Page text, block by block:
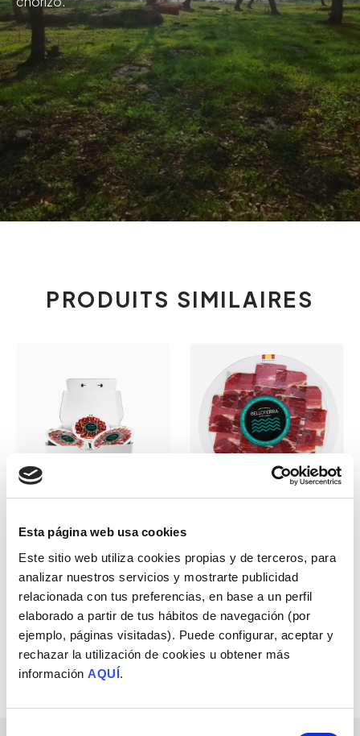
Esta página web usa cookies
Este sitio web utiliza cookies propias y de terceros, para
analizar nuestros servicios y mostrarte publicidad
relacionada con tus preferencias, en base a un perfil
elaborado a partir de tus hábitos de navegación (por
ejemplo, páginas visitadas). Puede configurar, aceptar y
rechazar la utilización de cookies u obtener más
información AQUÍ.
PRODUITS SIMILAIRES
PACK DE JAMBON
TRANCHÉ
100% Race Ibérique
DE FINITION EN PLEIN AIR
– TRANCHÉ
Cochons élevés en liberté
Ver todos los productos